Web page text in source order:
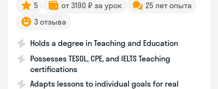
5 от 3190 ₽ за урок
25 лет опыта
3 отзыва
Holds a degree in Teaching and Education
Possesses TESOL, CPE, and IELTS Teaching
certifications
Adapts lessons to individual goals for real